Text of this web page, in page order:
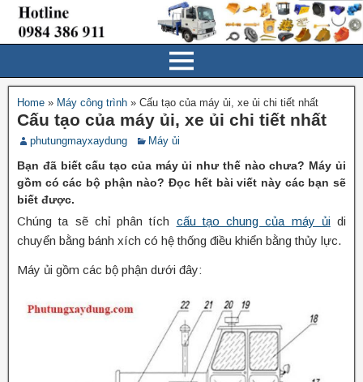
Home » Máy công trình » Cấu tạo của máy ủi, xe ủi chi tiết nhất
Cấu tạo của máy ủi, xe ủi chi tiết nhất
phutungmayxaydung Máy ủi
Bạn đã biết cấu tạo của máy ủi như thế nào chưa? Máy ủi
gồm có các bộ phận nào? Đọc hết bài viết này các bạn sẽ
biết được.
Chúng ta sẽ chỉ phân tích cấu tạo chung của máy ủidi
chuyển bằng bánh xích có hệ thống điều khiển bằng thủy lực.
Máy ủi gồm các bộ phận dưới đây: